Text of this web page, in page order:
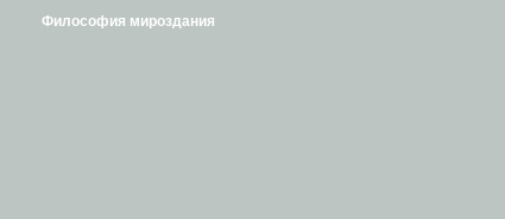
Философия мироздания